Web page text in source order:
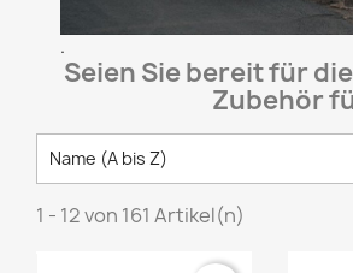
.
Seien Sie bereit für
Zubehör
Name (A bis Z)
1 - 12 von 161 Artikel(n)